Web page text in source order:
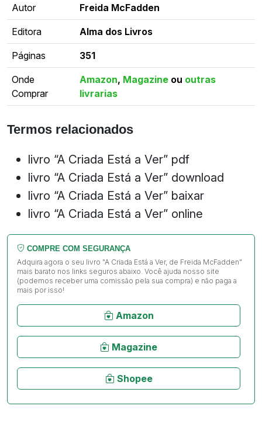
Autor Freida McFadden
Editora Alma dos Livros
Páginas 351
Onde
Comprar
Amazon, Magazine ou outras
livrarias
Termos relacionados
livro “A Criada Está a Ver” pdf
livro “A Criada Está a Ver” download
livro “A Criada Está a Ver” baixar
livro “A Criada Está a Ver” online
COMPRE COM SEGURANÇA
Adquira agora o seu livro "A Criada Está a Ver, de Freida McFadden"
mais barato nos links seguros abaixo. Você ajuda nosso site
(podemos receber uma comissão pela sua compra) e não paga a
mais por isso!
Amazon
Magazine
Shopee